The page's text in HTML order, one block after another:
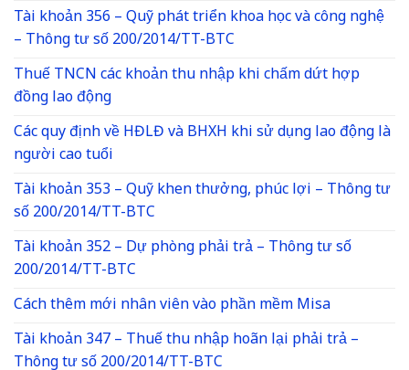
Tài khoản 356 – Quỹ phát triển khoa học và công nghệ
– Thông tư số 200/2014/TT-BTC
Thuế TNCN các khoản thu nhập khi chấm dứt hợp
đồng lao động
Các quy định về HĐLĐ và BHXH khi sử dụng lao động là
người cao tuổi
Tài khoản 353 – Quỹ khen thưởng, phúc lợi – Thông tư
số 200/2014/TT-BTC
Tài khoản 352 – Dự phòng phải trả – Thông tư số
200/2014/TT-BTC
Cách thêm mới nhân viên vào phần mềm Misa
Tài khoản 347 – Thuế thu nhập hoãn lại phải trả –
Thông tư số 200/2014/TT-BTC